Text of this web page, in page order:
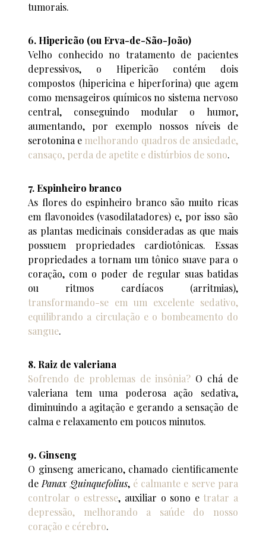
tumorais.
6. Hipericão (ou Erva-de-São-João)
Velho conhecido no tratamento de pacientes
depressivos, o Hipericão contém dois
compostos (hipericina e hiperforina) que agem
como mensageiros químicos no sistema nervoso
central, conseguindo modular o humor,
aumentando, por exemplo nossos níveis de
serotonina e melhorando quadros de ansiedade,
cansaço, perda de apetite e distúrbios de sono.
7. Espinheiro branco
As flores do espinheiro branco são muito ricas
em flavonoides (vasodilatadores) e, por isso são
as plantas medicinais consideradas as que mais
possuem propriedades cardiotônicas. Essas
propriedades a tornam um tônico suave para o
coração, com o poder de regular suas batidas
ou ritmos cardíacos (arritmias),
transformando-se em um excelente sedativo,
equilibrando a circulação e o bombeamento do
sangue.
8. Raiz de valeriana
Sofrendo de problemas de insônia? O chá de
valeriana tem uma poderosa ação sedativa,
diminuindo a agitação e gerando a sensação de
calma e relaxamento em poucos minutos.
9. Ginseng
O ginseng americano, chamado cientificamente
dePanax Quinquefolius, é calmante e serve para
controlar o estresse, auxiliar o sono e tratar a
depressão, melhorando a saúde do nosso
coração e cérebro.